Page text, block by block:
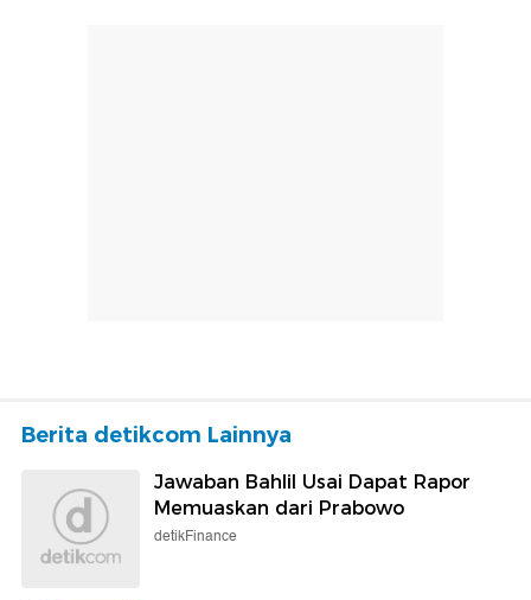
Berita detikcom Lainnya
Jawaban Bahlil Usai Dapat Rapor
Memuaskan dari Prabowo
detikFinance